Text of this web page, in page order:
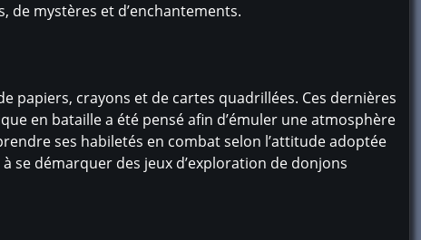
de mystères et d’enchantements.
papiers, crayons et de cartes quadrillées. Ces dernières
en bataille a été pensé afin d’émuler une atmosphère
ses habiletés en combat selon l’attitude adoptée
se démarquer des jeux d’exploration de donjons